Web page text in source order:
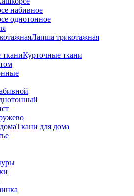
набивное
однотонное
Лапша трикотажная
Курточные ткани
Ткани для дома